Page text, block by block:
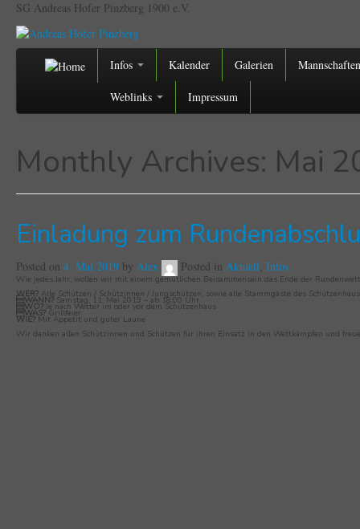
SG Andreas Hofer Pinzberg 1900 e.V.
Infos Kalender Galerien
Weblinks Impressum
Monthly Archives: Mai
Einladung zum
Posted on 4. Mai 2019 by Alex Posted in Aktuell, Infos
Wie jedes Jahr, wollen wir mit einem gemütlichen Beisammensein das Ende der
WER? Alle Schützen / Schützinnen / Jungschützen, sowie alle Stammgäste des
WANN?Samstag, 11. Mai 2019 – ab 18:00 Uhr
WO?Je nach Wetter im oder vor dem Schützenhaus
WAS?Grillfeier
WIE?Mit Appetit und guter Laune
Wir danken allen Schützinnen und Schützen für ihren Einsatz in den Wettkämpfen und